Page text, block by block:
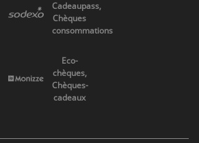
Cadeaupass,
Chèques
consommations
Eco-
chèques,
Chèques-
cadeaux